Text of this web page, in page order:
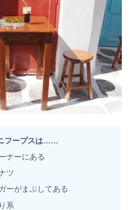
フープスは……
ナーにある
ツ
ーがまぶしてある
系